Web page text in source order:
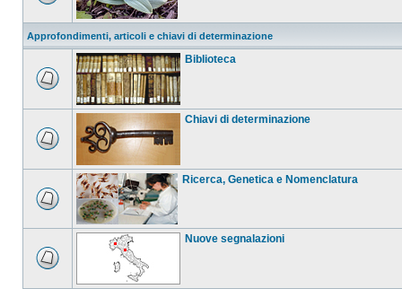
Approfondimenti, articoli e chiavi di determinazione
Biblioteca
Chiavi di determinazione
Ricerca, Genetica e Nomenclatura
Nuove segnalazioni